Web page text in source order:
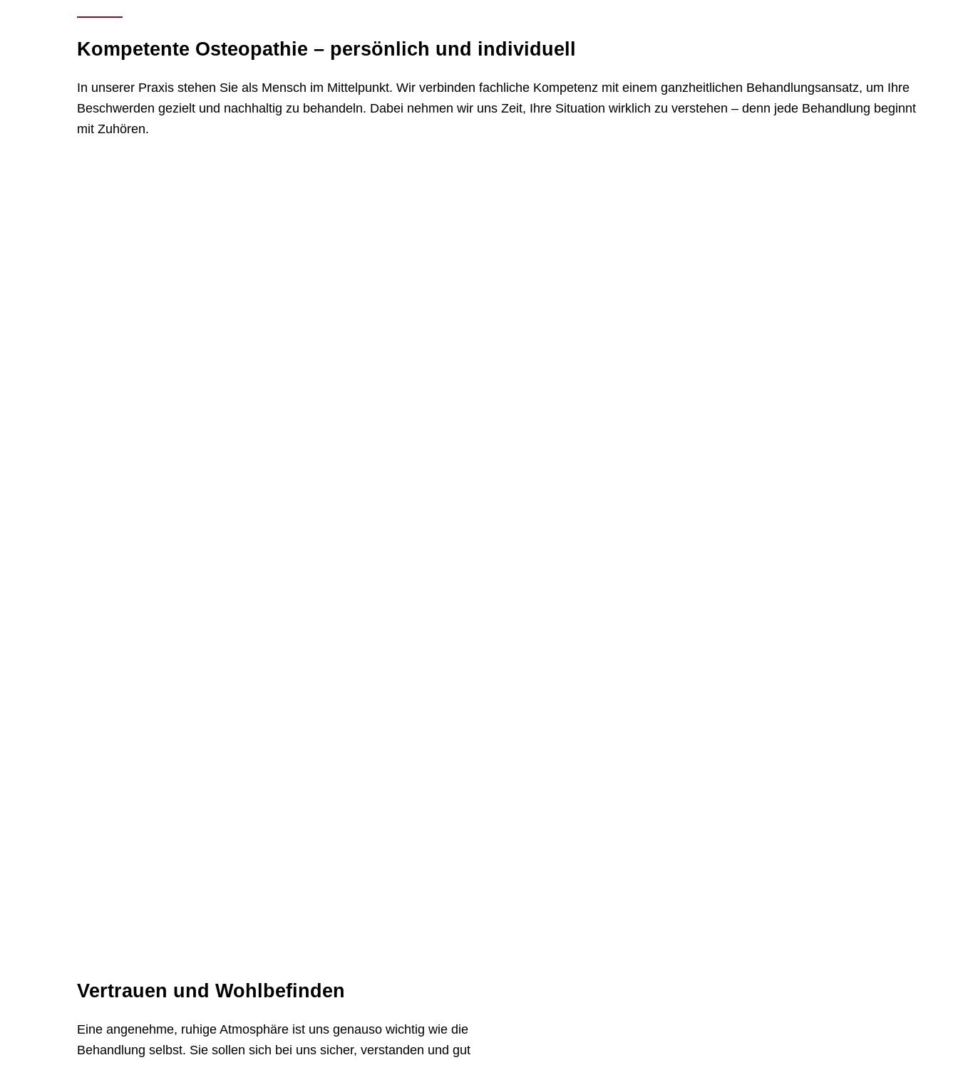
Kompe­tente Osteo­pa­thie – persön­lich und indi­vi­duell
In unserer Praxis stehen Sie als Mensch im Mittel­punkt. Wir verbinden fach­liche Kompe­tenz mit einem ganz­heit­li­chen Behand­lungs­an­satz, um Ihre
Beschwerden gezielt und nach­haltig zu behan­deln. Dabei nehmen wir uns Zeit, Ihre Situa­tion wirk­lich zu verstehen – denn jede Behand­lung beginnt
mit Zuhören.
Vertrauen und Wohl­be­finden
Eine ange­nehme, ruhige Atmo­sphäre ist uns genauso wichtig wie die
Behand­lung selbst. Sie sollen sich bei uns sicher, verstanden und gut